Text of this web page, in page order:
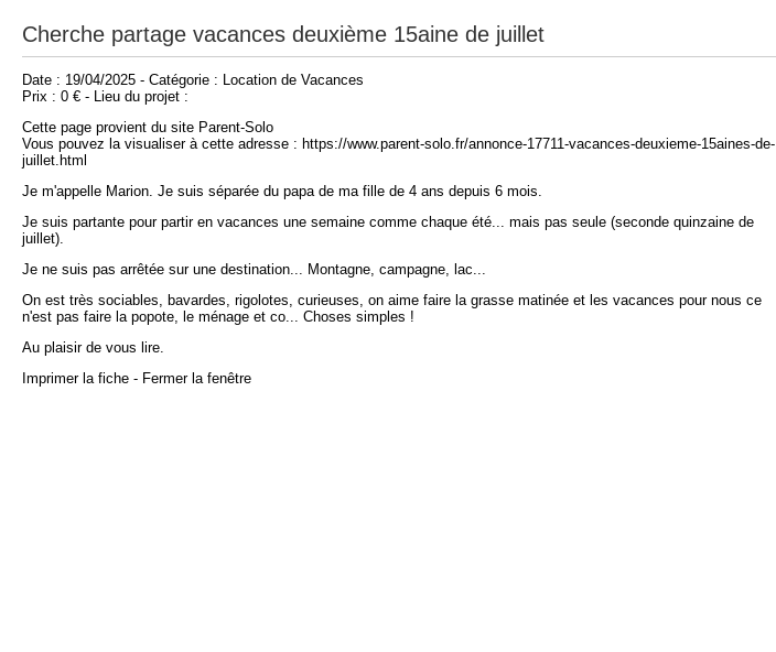
Cherche partage vacances deuxième 15aine de juillet
Date : 19/04/2025 - Catégorie : Location de Vacances
Prix : 0 € - Lieu du projet :
Cette page provient du site Parent-Solo
Vous pouvez la visualiser à cette adresse : https://www.parent-solo.fr/annonce-17711-vacances-deuxieme-15aines-de-
juillet.html
Je m'appelle Marion. Je suis séparée du papa de ma fille de 4 ans depuis 6 mois.
Je suis partante pour partir en vacances une semaine comme chaque été... mais pas seule (seconde quinzaine de
juillet).
Je ne suis pas arrêtée sur une destination... Montagne, campagne, lac...
On est très sociables, bavardes, rigolotes, curieuses, on aime faire la grasse matinée et les vacances pour nous ce
n'est pas faire la popote, le ménage et co... Choses simples !
Au plaisir de vous lire.
Imprimer la fiche - Fermer la fenêtre